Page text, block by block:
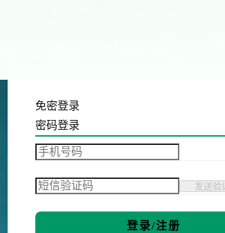
免密登录
密码登录
发送验
登录/注册